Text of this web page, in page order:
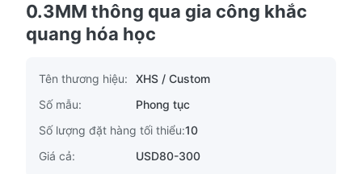
0.3MM thông qua gia công khắc
quang hóa học
Tên thương hiệu:
XHS / Custom
Số mẫu:
Phong tục
Số lượng đặt hàng tối thiểu:10
Giá cả:
USD80-300